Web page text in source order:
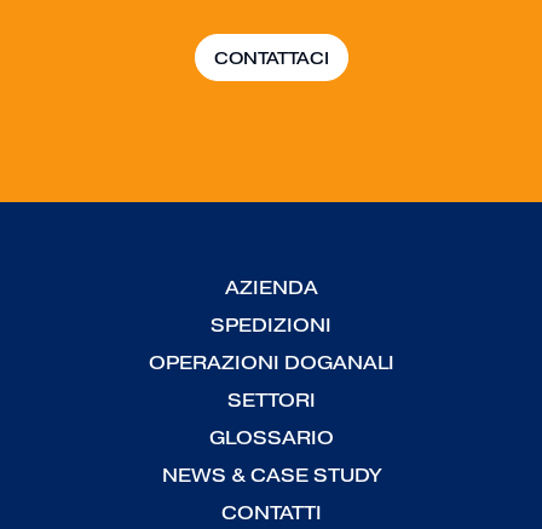
CONTATTACI
AZIENDA
SPEDIZIONI
OPERAZIONI DOGANALI
SETTORI
GLOSSARIO
NEWS & CASE STUDY
CONTATTI